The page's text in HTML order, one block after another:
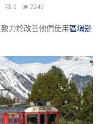
0 2240
力於改善他們使用區塊鏈